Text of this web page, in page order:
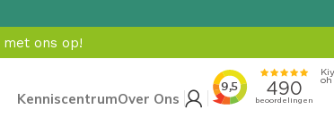
met ons op!
KenniscentrumOver Ons